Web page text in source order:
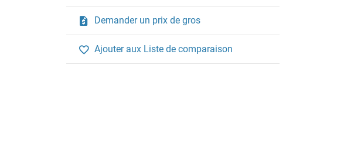
Demander un prix de gros
Ajouter aux Liste de comparaison